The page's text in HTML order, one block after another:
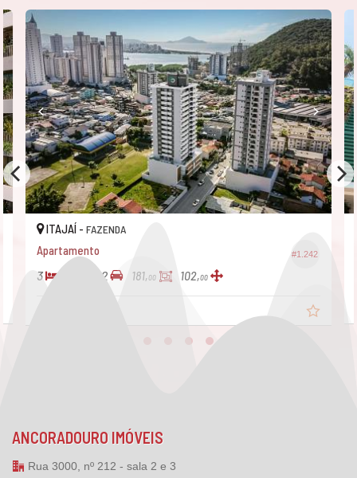
#1.242
ITAJAÍ -FAZENDA
Apartamento
3 2 181, 00 102,00
ANCORADOURO IMÓVEIS
Rua 3000, nº 212 - sala 2 e 3